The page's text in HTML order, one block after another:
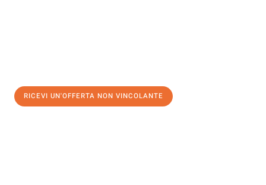
RICEVI UN'OFFERTA NON VINCOLANTE